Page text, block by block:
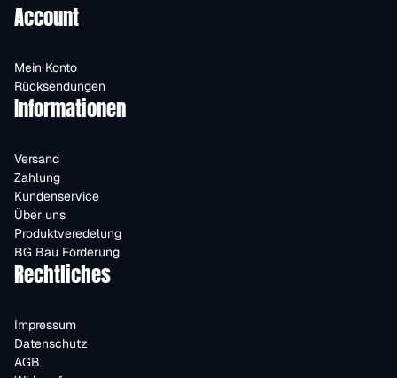
Account
Mein Konto
Rücksendungen
Informationen
Versand
Zahlung
Kundenservice
Über uns
Produktveredelung
BG Bau Förderung
Rechtliches
Impressum
Datenschutz
AGB